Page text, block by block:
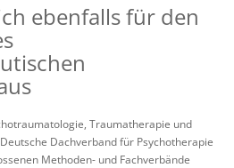
ebenfalls für den
Traumatherapie und
Dachverband für Psychotherapie
Methoden- und Fachverbände